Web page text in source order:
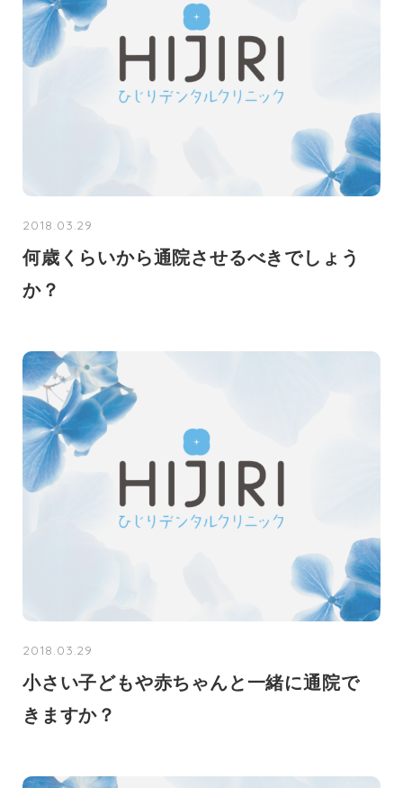
2018.03.29
何歳くらいから通院させるべきでしょう
か？
2018.03.29
小さい子どもや赤ちゃんと一緒に通院で
きますか？